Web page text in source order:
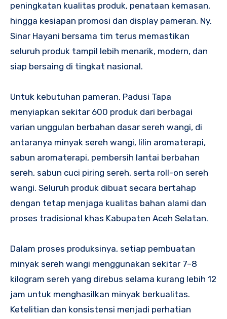
peningkatan kualitas produk, penataan kemasan,
hingga kesiapan promosi dan display pameran. Ny.
Sinar Hayani bersama tim terus memastikan
seluruh produk tampil lebih menarik, modern, dan
siap bersaing di tingkat nasional.
Untuk kebutuhan pameran, Padusi Tapa
menyiapkan sekitar 600 produk dari berbagai
varian unggulan berbahan dasar sereh wangi, di
antaranya minyak sereh wangi, lilin aromaterapi,
sabun aromaterapi, pembersih lantai berbahan
sereh, sabun cuci piring sereh, serta roll-on sereh
wangi. Seluruh produk dibuat secara bertahap
dengan tetap menjaga kualitas bahan alami dan
proses tradisional khas Kabupaten Aceh Selatan.
Dalam proses produksinya, setiap pembuatan
minyak sereh wangi menggunakan sekitar 7–8
kilogram sereh yang direbus selama kurang lebih 12
jam untuk menghasilkan minyak berkualitas.
Ketelitian dan konsistensi menjadi perhatian